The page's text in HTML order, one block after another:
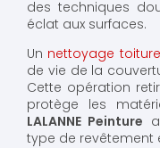
des techniques
éclat aux surfaces.
Un nettoyage
de vie de la
Cette opération
protège les
LALANNE Peinture
type de revêtement